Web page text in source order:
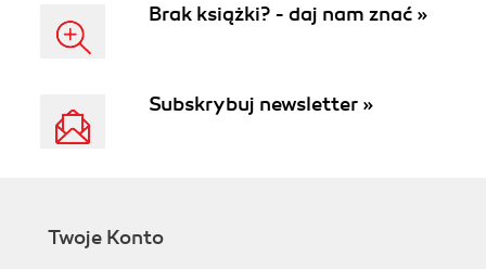
Brak książki? - daj nam znać »
Subskrybuj newsletter »
Twoje Konto